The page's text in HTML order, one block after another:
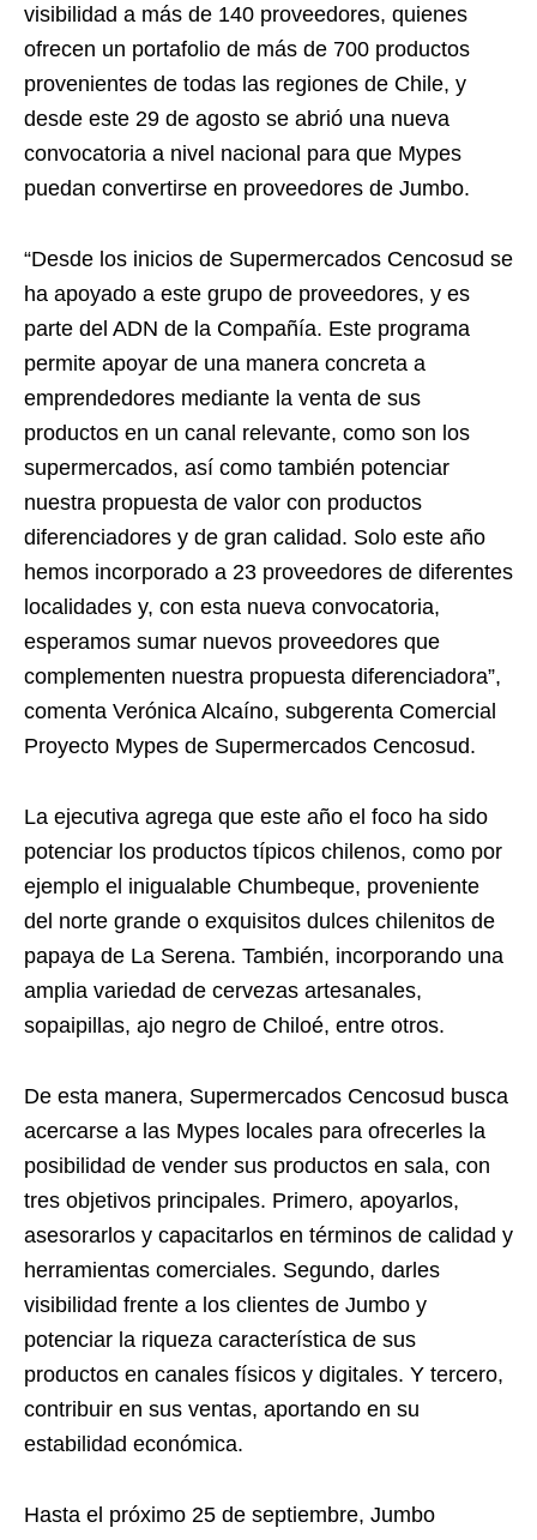
visibilidad a más de 140 proveedores, quienes
ofrecen un portafolio de más de 700 productos
provenientes de todas las regiones de Chile, y
desde este 29 de agosto se abrió una nueva
convocatoria a nivel nacional para que Mypes
puedan convertirse en proveedores de Jumbo.
“Desde los inicios de Supermercados Cencosud se
ha apoyado a este grupo de proveedores, y es
parte del ADN de la Compañía. Este programa
permite apoyar de una manera concreta a
emprendedores mediante la venta de sus
productos en un canal relevante, como son los
supermercados, así como también potenciar
nuestra propuesta de valor con productos
diferenciadores y de gran calidad. Solo este año
hemos incorporado a 23 proveedores de diferentes
localidades y, con esta nueva convocatoria,
esperamos sumar nuevos proveedores que
complementen nuestra propuesta diferenciadora”,
comenta Verónica Alcaíno, subgerenta Comercial
Proyecto Mypes de Supermercados Cencosud.
La ejecutiva agrega que este año el foco ha sido
potenciar los productos típicos chilenos, como por
ejemplo el inigualable Chumbeque, proveniente
del norte grande o exquisitos dulces chilenitos de
papaya de La Serena. También, incorporando una
amplia variedad de cervezas artesanales,
sopaipillas, ajo negro de Chiloé, entre otros.
De esta manera, Supermercados Cencosud busca
acercarse a las Mypes locales para ofrecerles la
posibilidad de vender sus productos en sala, con
tres objetivos principales. Primero, apoyarlos,
asesorarlos y capacitarlos en términos de calidad y
herramientas comerciales. Segundo, darles
visibilidad frente a los clientes de Jumbo y
potenciar la riqueza característica de sus
productos en canales físicos y digitales. Y tercero,
contribuir en sus ventas, aportando en su
estabilidad económica.
Hasta el próximo 25 de septiembre, Jumbo